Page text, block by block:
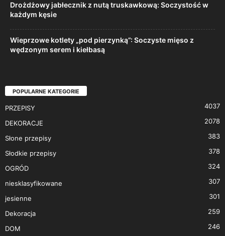
Drożdżowy jabłecznik z nutą truskawkową: Soczystość w
każdym kęsie
Wieprzowe kotlety „pod pierzynką”: Soczyste mięso z
wędzonym serem i kiełbasą
POPULARNE KATEGORIE
PRZEPISY 4037
DEKORACJE 2078
Słone przepisy 383
Słodkie przepisy 378
OGRÓD 324
niesklasyfikowane 307
jesienne 301
Dekoracja 259
DOM 246